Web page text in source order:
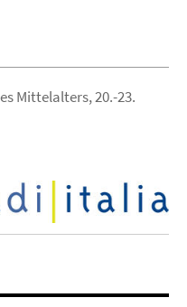
Mittelalters, 20.-23.